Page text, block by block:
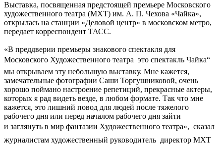
Выставка, посвященная предстоящей премьере Московского
художественного театра (МХТ) им. А. П. Чехова «Чайка»,
открылась на станции «Деловой центр» в московском метро,
передает корреспондент ТАСС.
«В преддверии премьеры знакового спектакля для
Московского Художественного театра  это спектакль Чайка“ 
мы открываем эту небольшую выставку. Мне кажется,
замечательные фотографии Саши Торгушниковой, очень
хорошо поймано настроение репетиций, прекрасные актеры,
которых я рад видеть везде, в любом формате. Так что мне
кажется, это лишний повод для людей после тяжелого
рабочего дня или перед началом рабочего дня зайти
и заглянуть в мир фантазии Художественного театра»,  сказал
журналистам художественный руководитель  директор МХТ